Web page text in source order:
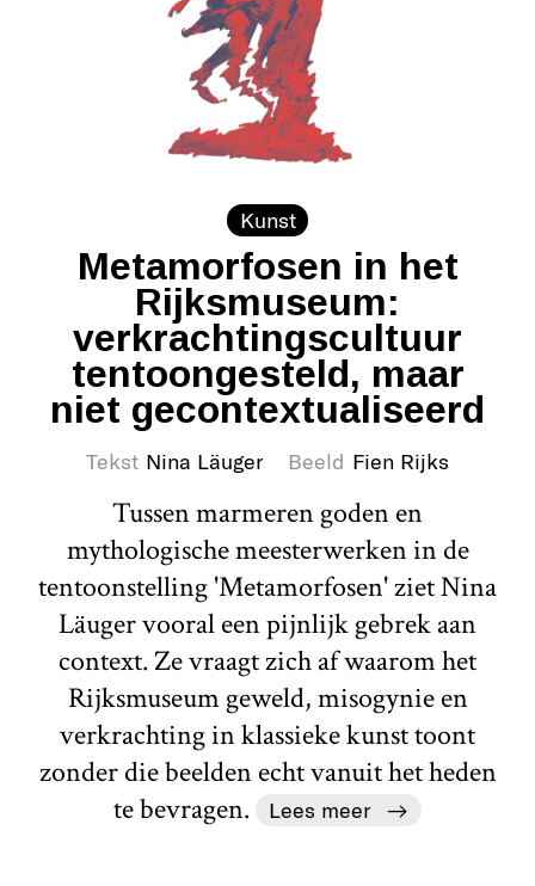
Kunst
Metamorfosen in het
Rijksmuseum:
verkrachtingscultuur
tentoongesteld, maar
niet gecontextualiseerd
Tekst Nina Läuger Beeld Fien Rijks
Tussen marmeren goden en
mythologische meesterwerken in de
tentoonstelling 'Metamorfosen' ziet Nina
Läuger vooral een pijnlijk gebrek aan
context. Ze vraagt zich af waarom het
Rijksmuseum geweld, misogynie en
verkrachting in klassieke kunst toont
zonder die beelden echt vanuit het heden
te bevragen.
Lees meer